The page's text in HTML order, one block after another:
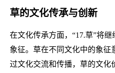
草的文化传承与创新
在文化传承方面，“17.草”将
象征。草在不同文化中的象征
过文化交流和传播，草的文化